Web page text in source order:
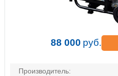
88 000 руб.
Производитель: